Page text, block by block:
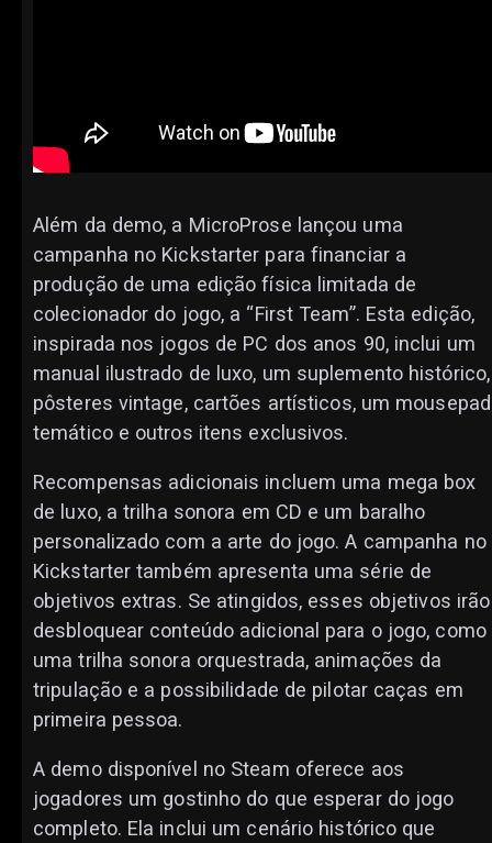
Além da demo, a MicroProse lançou uma
campanha no Kickstarter para financiar a
produção de uma edição física limitada de
colecionador do jogo, a “First Team”. Esta edição,
inspirada nos jogos de PC dos anos 90, inclui um
manual ilustrado de luxo, um suplemento histórico,
pôsteres vintage, cartões artísticos, um mousepad
temático e outros itens exclusivos.
Recompensas adicionais incluem uma mega box
de luxo, a trilha sonora em CD e um baralho
personalizado com a arte do jogo. A campanha no
Kickstarter também apresenta uma série de
objetivos extras. Se atingidos, esses objetivos irão
desbloquear conteúdo adicional para o jogo, como
uma trilha sonora orquestrada, animações da
tripulação e a possibilidade de pilotar caças em
primeira pessoa.
A demo disponível no Steam oferece aos
jogadores um gostinho do que esperar do jogo
completo. Ela inclui um cenário histórico que